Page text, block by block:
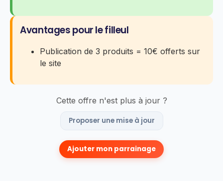
Avantages pour le filleul
Publication de 3 produits = 10€ offerts sur
le site
Cette offre n'est plus à jour ?
Proposer une mise à jour
Ajouter mon parrainage